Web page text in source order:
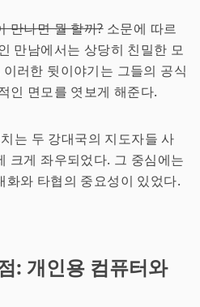
만나면 뭘 할까?소문에 따르
만남에서는 상당히 친밀한 모
러한 뒷이야기는 그들의 공식
인 면모를 엿보게 해준다.
는 두 강대국의 지도자들 사
크게 좌우되었다. 그 중심에는
와 타협의 중요성이 있었다.
: 개인용 컴퓨터와